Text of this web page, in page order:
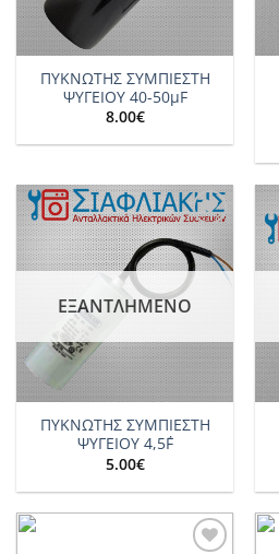
ΠΥΚΝΩΤΗΣ ΣΥΜΠΙΕΣΤΗ
ΨΥΓΕΙΟY 40-50μF
8.00€
Add to
wishlist
ΕΞΑΝΤΛΗΜΈΝΟ
ΠΥΚΝΩΤΗΣ ΣΥΜΠΙΕΣΤΗ
ΨΥΓΕΙΟY 4,5΅F
5.00€